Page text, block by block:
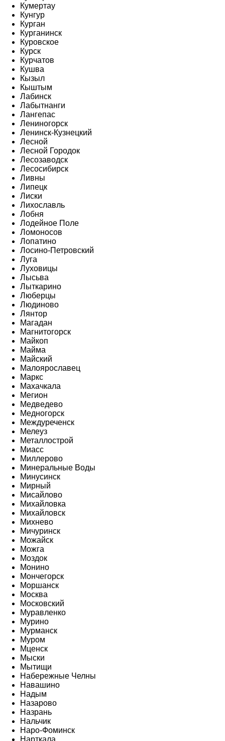
Кумертау
Кунгур
Курган
Курганинск
Куровское
Курск
Курчатов
Кушва
Кызыл
Кыштым
Лабинск
Лабытнанги
Лангепас
Лениногорск
Ленинск-Кузнецкий
Лесной
Лесной Городок
Лесозаводск
Лесосибирск
Ливны
Липецк
Лиски
Лихославль
Лобня
Лодейное Поле
Ломоносов
Лопатино
Лосино-Петровский
Луга
Луховицы
Лысьва
Лыткарино
Люберцы
Людиново
Лянтор
Магадан
Магнитогорск
Майкоп
Майма
Майский
Малоярославец
Маркс
Махачкала
Мегион
Медведево
Медногорск
Междуреченск
Мелеуз
Металлострой
Миасс
Миллерово
Минеральные Воды
Минусинск
Мирный
Мисайлово
Михайловка
Михайловск
Михнево
Мичуринск
Можайск
Можга
Моздок
Монино
Мончегорск
Моршанск
Москва
Московский
Муравленко
Мурино
Мурманск
Муром
Мценск
Мыски
Мытищи
Набережные Челны
Навашино
Надым
Назарово
Назрань
Нальчик
Наро-Фоминск
Нарткала